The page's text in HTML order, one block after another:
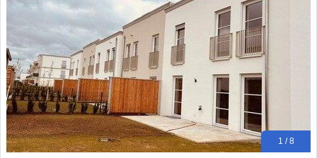
1 / 8